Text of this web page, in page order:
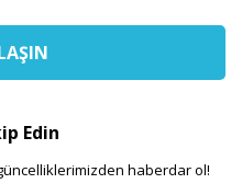
Edin
haberdar ol!